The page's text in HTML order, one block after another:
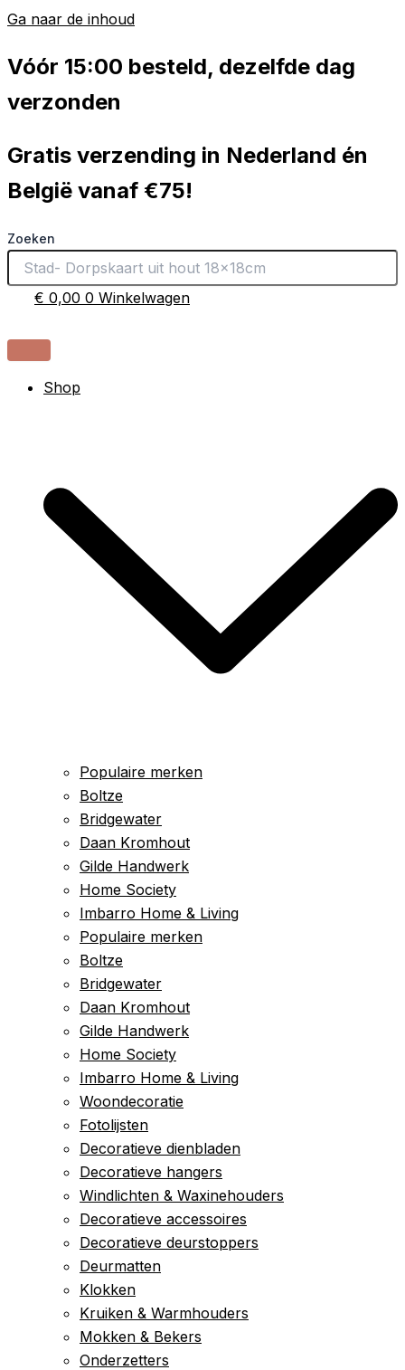
Ga naar de inhoud
Vóór 15:00 besteld, dezelfde dag
verzonden
Gratis verzending in Nederland én
België vanaf €75!
Zoeken
€ 0,00 0 Winkelwagen
Shop
Populaire merken
Boltze
Bridgewater
Daan Kromhout
Gilde Handwerk
Home Society
Imbarro Home & Living
Populaire merken
Boltze
Bridgewater
Daan Kromhout
Gilde Handwerk
Home Society
Imbarro Home & Living
Woondecoratie
Fotolijsten
Decoratieve dienbladen
Decoratieve hangers
Windlichten & Waxinehouders
Decoratieve accessoires
Decoratieve deurstoppers
Deurmatten
Klokken
Kruiken & Warmhouders
Mokken & Bekers
Onderzetters